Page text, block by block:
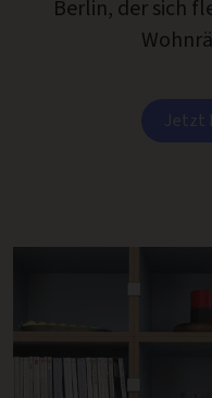
Berlin, der sich
Jetzt